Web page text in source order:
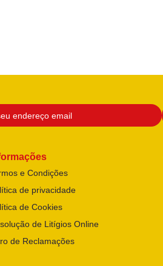
e Condições
de privacidade
de Cookies
de Litígios Online
de Reclamações